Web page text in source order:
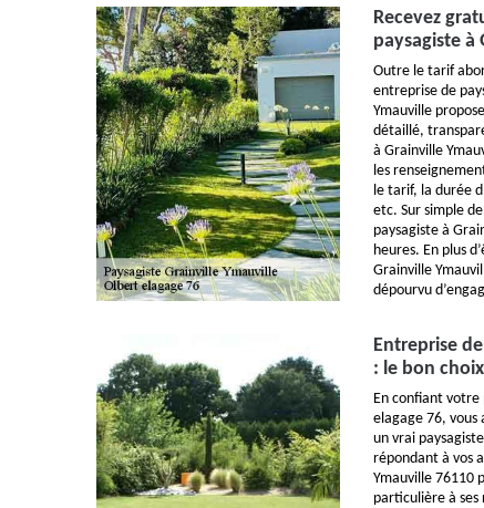
Recevez
paysagiste à
Outre le tarif
entreprise de
Ymauville
détaillé,
à Grainville
les
le tarif, la durée
etc. Sur simple
paysagiste à
heures. En plus
Grainville
dépourvu
Entreprise
: le bon choix
En confiant
elagage 76,
un vrai
répondant à vos
Ymauville 76110
particulière à ses